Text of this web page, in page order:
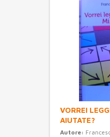
VORREI
AIUTATE?
Autore: